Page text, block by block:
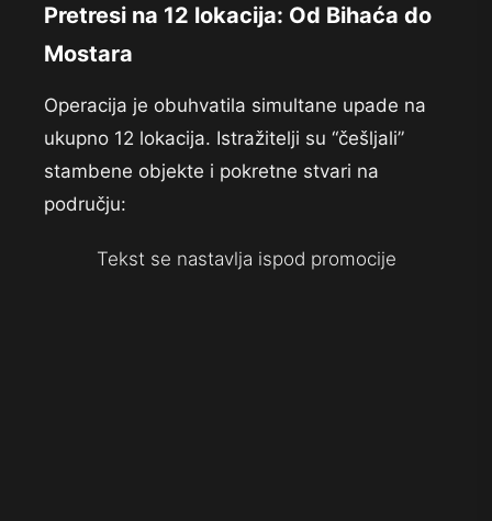
Pretresi na 12 lokacija: Od Bihaća do
Mostara
Operacija je obuhvatila simultane upade na
ukupno 12 lokacija. Istražitelji su “češljali”
stambene objekte i pokretne stvari na
području:
Tekst se nastavlja ispod promocije